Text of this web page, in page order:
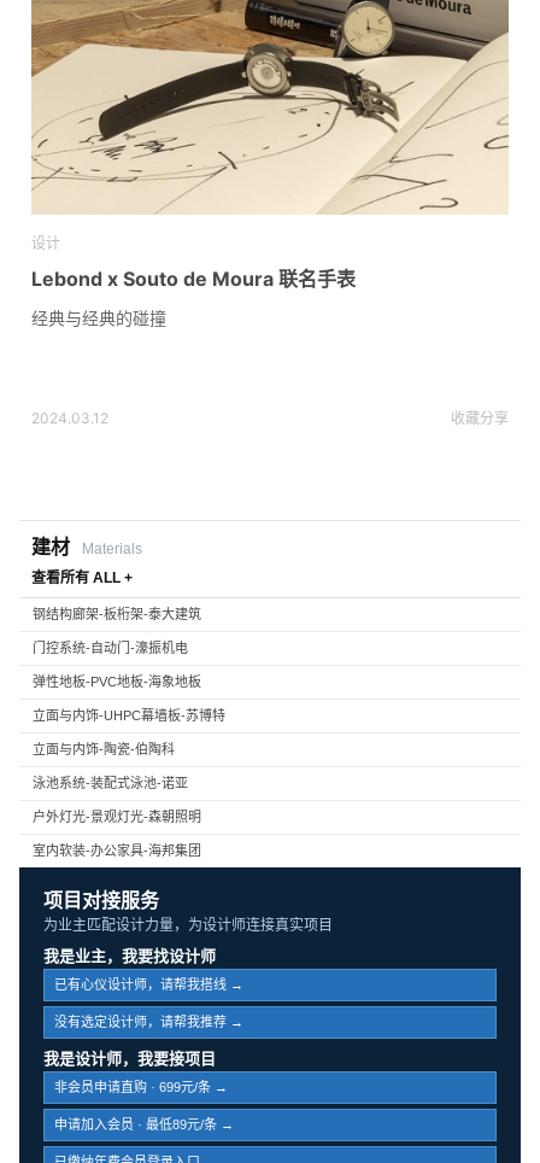
设计
Lebond x Souto de Moura 联名手表
经典与经典的碰撞
2024.03.12 收藏分享
建材
Materials
查看所有 ALL +
钢结构廊架-板桁架-泰大建筑
门控系统-自动门-濠振机电
弹性地板-PVC地板-海象地板
立面与内饰-UHPC幕墙板-苏博特
立面与内饰-陶瓷-伯陶科
泳池系统-装配式泳池-诺亚
户外灯光-景观灯光-森朝照明
室内软装-办公家具-海邦集团
项目对接服务
为业主匹配设计力量，为设计师连接真实项目
我是业主，我要找设计师
已有心仪设计师，请帮我搭线 →
没有选定设计师，请帮我推荐 →
我是设计师，我要接项目
非会员申请直购 · 699元/条 →
申请加入会员 · 最低89元/条 →